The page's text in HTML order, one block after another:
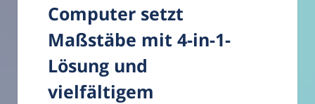
Computer setzt
Maßstäbe mit 4-in-1-
Lösung und
vielfältigem